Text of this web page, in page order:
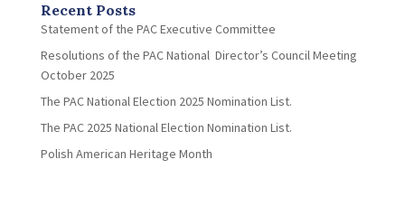
Recent Posts
Statement of the PAC Executive Committee
Resolutions of the PAC National Director’s Council Meeting
October 2025
The PAC National Election 2025 Nomination List.
The PAC 2025 National Election Nomination List.
Polish American Heritage Month